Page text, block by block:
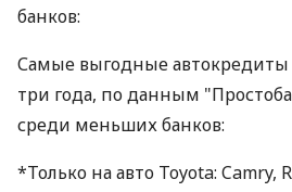
банков:
Самые выгодные автокредиты
три года, по данным
среди меньших банков:
*Только на авто Toyota: Camry,